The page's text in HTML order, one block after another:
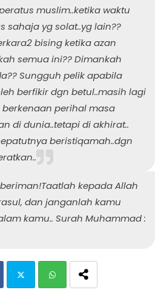
muslim..ketika waktu
sahaja yg solat..yg lain??
bising ketika azan
semua ini?? Dimankah
Sungguh pelik apabila
berfikir dgn betul..masih lagi
perihal masa
di dunia..tetapi di akhirat..
beristiqamah..dgn
kepada Allah
dan janganlah kamu
kamu.. Surah Muhammad :